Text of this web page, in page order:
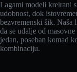
Lagami modeli kreirani
udobnost, dok
bezvremenski šik. Naša
da se udalje od
jedan, poseban komad
kombinaciju.